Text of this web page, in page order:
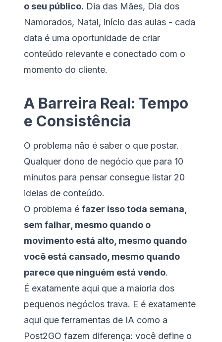
o seu público. Dia das Mães, Dia dos
Namorados, Natal, início das aulas - cada
data é uma oportunidade de criar
conteúdo relevante e conectado com o
momento do cliente.
A Barreira Real: Tempo
e Consistência
O problema não é saber o que postar.
Qualquer dono de negócio que para 10
minutos para pensar consegue listar 20
ideias de conteúdo.
O problema é fazer isso toda semana,
sem falhar, mesmo quando o
movimento está alto, mesmo quando
você está cansado, mesmo quando
parece que ninguém está vendo.
É exatamente aqui que a maioria dos
pequenos negócios trava. E é exatamente
aqui que ferramentas de IA como a
Post2GO fazem diferença: você define o